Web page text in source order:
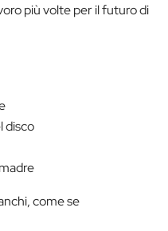
più volte per il futuro di
disco
come se